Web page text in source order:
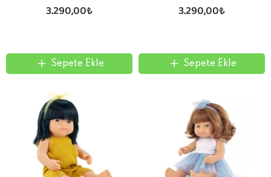
3.290,00₺
Sepete Ekle
3.290,00₺
Sepete Ekle